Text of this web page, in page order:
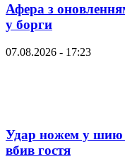
Афера з
у борги
07.08.2026 - 17:23
Удар ножем у шию
вбив гостя